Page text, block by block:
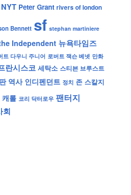
NYT Peter Grant rivers of london
Bennett sf stephan martiniere
Independent 뉴욕타임즈
트 다우니 주니어 로버트 잭슨 베넷 만화
란시스코 세탁소 스티븐 브루스트
역사 인디펜던트 정치 존 스칼지
캐롤 코리 닥터로우 팬터지
회